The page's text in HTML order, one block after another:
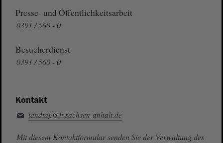
Presse- und Öffentlichkeitsarbeit
0391 / 560 - 0
Besucherdienst
0391 / 560 - 0
Kontakt
landtag@lt.sachsen-anhalt.de
Mit diesem Kontaktformular senden Sie der Verwaltung des